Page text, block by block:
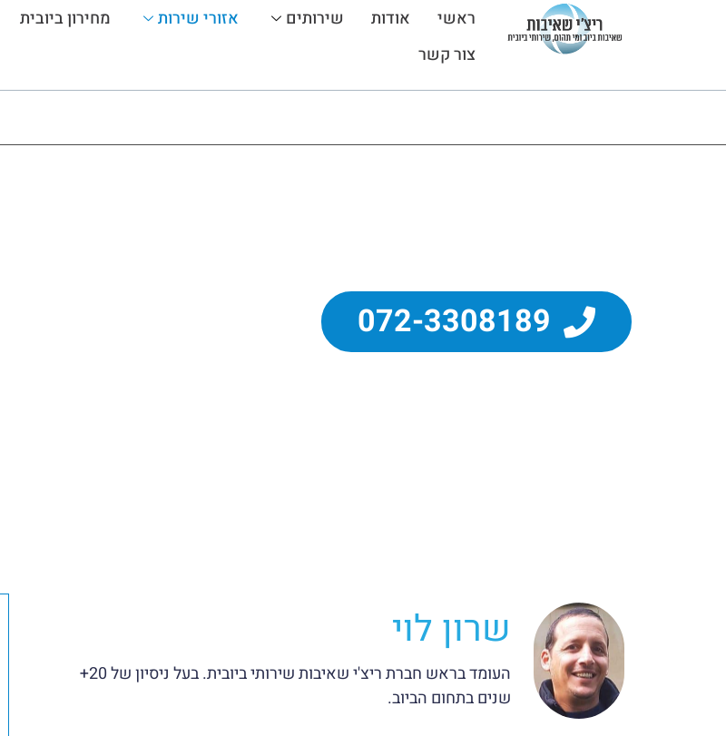
ראשי אודות שירותים אזורי שירות מחירון ביובית
צור קשר
072-3308189
שרון לוי
העומד בראש חברת ריצ'י שאיבות שירותי ביובית. בעל ניסיון של 20+
שנים בתחום הביוב.